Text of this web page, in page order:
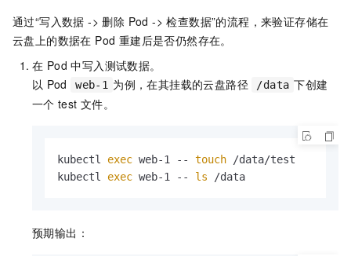
通过“写入数据 -> 删除 Pod -> 检查数据”的流程，来验证存储在
云盘上的数据在 Pod 重建后是否仍然存在。
在 Pod 中写入测试数据。
以 Pod web-1 为例，在其挂载的云盘路径 /data 下创建
一个 test 文件。
kubectl exec web-1 -- touch /data/test
kubectl exec web-1 -- ls /data
预期输出：